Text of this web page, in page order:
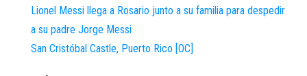
Lionel Messi llega a Rosario junto a su familia para despedir
a su padre Jorge Messi
San Cristóbal Castle, Puerto Rico [OC]